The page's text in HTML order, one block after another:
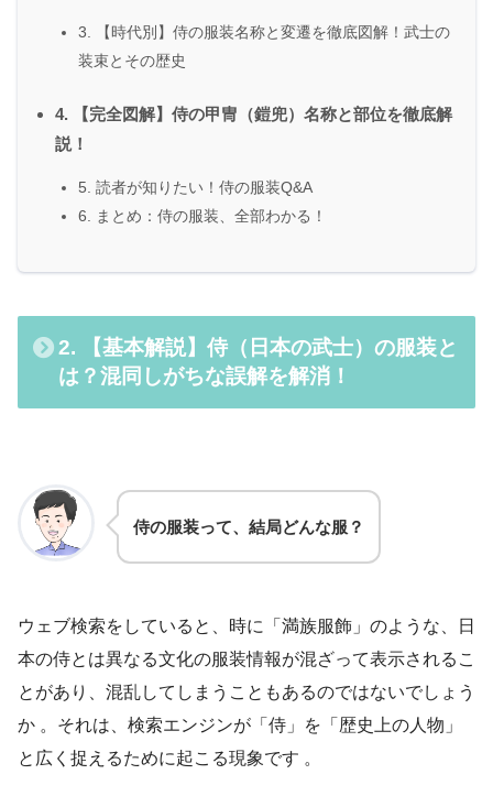
3. 【時代別】侍の服装名称と変遷を徹底図解！武士の
装束とその歴史
4. 【完全図解】侍の甲冑（鎧兜）名称と部位を徹底解
説！
5. 読者が知りたい！侍の服装Q&A
6. まとめ：侍の服装、全部わかる！
2. 【基本解説】侍（日本の武士）の服装と
は？混同しがちな誤解を解消！
侍の服装って、結局どんな服？
ウェブ検索をしていると、時に「満族服飾」のような、日
本の侍とは異なる文化の服装情報が混ざって表示されるこ
とがあり、混乱してしまうこともあるのではないでしょう
か 。それは、検索エンジンが「侍」を「歴史上の人物」
と広く捉えるために起こる現象です 。